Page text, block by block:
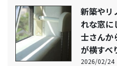
新築やリ
れな窓に
士さんか
が横す
2026/02/24